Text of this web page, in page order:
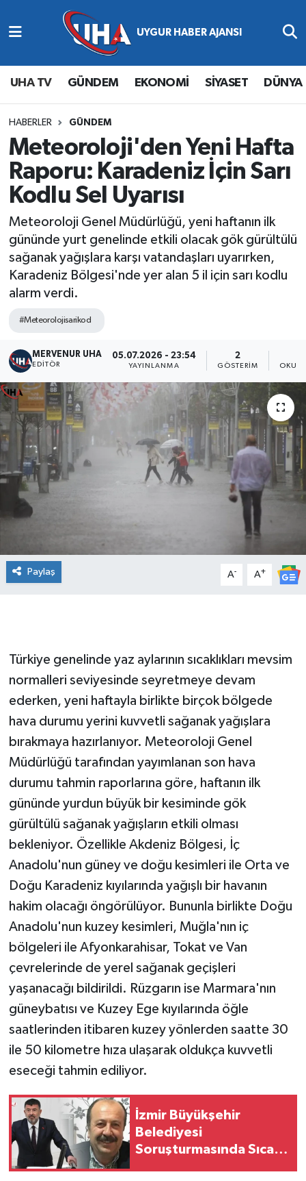
UHA TV GÜNDEM EKONOMİ SİYASET DÜNYA
HABERLER GÜNDEM
Meteoroloji'den Yeni Hafta
Raporu: Karadeniz İçin Sarı
Kodlu Sel Uyarısı
Meteoroloji Genel Müdürlüğü, yeni haftanın ilk
gününde yurt genelinde etkili olacak gök gürültülü
sağanak yağışlara karşı vatandaşları uyarırken,
Karadeniz Bölgesi'nde yer alan 5 il için sarı kodlu
alarm verdi.
#Meteorolojisarikod
MERVENUR UHA
EDITÖR
05.07.2026 - 23:54
YAYINLANMA
2
GÖSTERIM
Paylaş A- A+
Türkiye genelinde yaz aylarının sıcaklıkları mevsim
normalleri seviyesinde seyretmeye devam
ederken, yeni haftayla birlikte birçok bölgede
hava durumu yerini kuvvetli sağanak yağışlara
bırakmaya hazırlanıyor. Meteoroloji Genel
Müdürlüğü tarafından yayımlanan son hava
durumu tahmin raporlarına göre, haftanın ilk
gününde yurdun büyük bir kesiminde gök
gürültülü sağanak yağışların etkili olması
bekleniyor. Özellikle Akdeniz Bölgesi, İç
Anadolu'nun güney ve doğu kesimleri ile Orta ve
Doğu Karadeniz kıyılarında yağışlı bir havanın
hakim olacağı öngörülüyor. Bununla birlikte Doğu
Anadolu'nun kuzey kesimleri, Muğla'nın iç
bölgeleri ile Afyonkarahisar, Tokat ve Van
çevrelerinde de yerel sağanak geçişleri
yaşanacağı bildirildi. Rüzgarın ise Marmara'nın
güneybatısı ve Kuzey Ege kıyılarında öğle
saatlerinden itibaren kuzey yönlerden saatte 30
ile 50 kilometre hıza ulaşarak oldukça kuvvetli
eseceği tahmin ediliyor.
İzmir Büyükşehir
Belediyesi
Soruşturmasında Sıcak
Abone Ol
Gündem
Ekonomi
Magazin
Siyaset
Spor
Yaşam
Nöbetçi Eczaneler
Hava Durumu
Namaz Vakitleri
Trafik Durumu
Süper Lig Puan Durumu ve Fikstür
Tüm Manşetler
Son Dakika Haberleri
Haber Arşivi